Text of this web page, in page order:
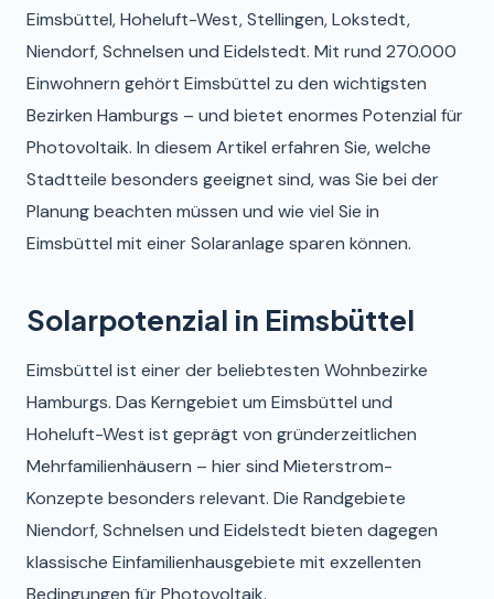
Eimsbüttel, Hoheluft-West, Stellingen, Lokstedt,
Niendorf, Schnelsen und Eidelstedt. Mit rund 270.000
Einwohnern gehört Eimsbüttel zu den wichtigsten
Bezirken Hamburgs – und bietet enormes Potenzial für
Photovoltaik. In diesem Artikel erfahren Sie, welche
Stadtteile besonders geeignet sind, was Sie bei der
Planung beachten müssen und wie viel Sie in
Eimsbüttel mit einer Solaranlage sparen können.
Solarpotenzial in Eimsbüttel
Eimsbüttel ist einer der beliebtesten Wohnbezirke
Hamburgs. Das Kerngebiet um Eimsbüttel und
Hoheluft-West ist geprägt von gründerzeitlichen
Mehrfamilienhäusern – hier sind Mieterstrom-
Konzepte besonders relevant. Die Randgebiete
Niendorf, Schnelsen und Eidelstedt bieten dagegen
klassische Einfamilienhausgebiete mit exzellenten
Bedingungen für Photovoltaik.